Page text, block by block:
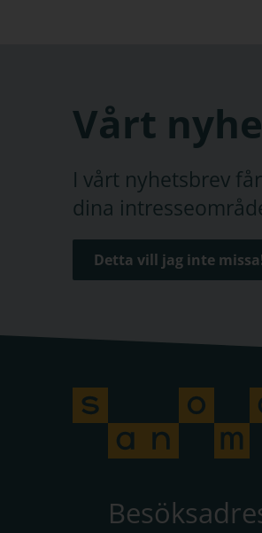
Vårt
I vårt nyhetsbrev
dina
Detta vill jag inte